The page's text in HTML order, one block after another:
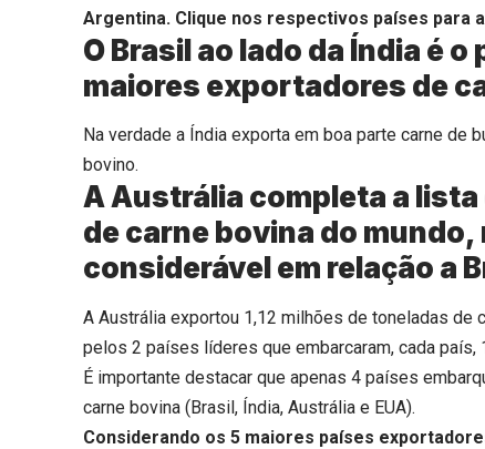
Argentina. Clique nos respectivos países para
O Brasil ao lado da Índia é
maiores exportadores de
Na verdade a Índia exporta em boa parte carne de
bovino.
A Austrália completa a
de carne bovina do
considerável em relação a
A Austrália exportou 1,12 milhões de toneladas de
pelos 2 países líderes que embarcaram, cada
É importante destacar que apenas 4 países
carne bovina (Brasil, Índia, Austrália e EUA).
Considerando os 5 maiores países